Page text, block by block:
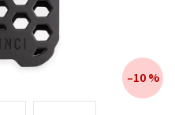
–10 %